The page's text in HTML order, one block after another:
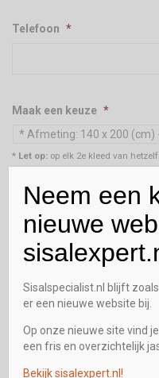
Telefoon *
Maak een keuze *
* Let op: op elk 2e kleed van
Aantal
Gewenst terugbel tijdstip
Neem een
nieuwe
Sisalspecialist.nl blijft
er een nieuwe website bij.
Op onze nieuwe site vind
een fris en overzichtelijk
Bekijk sisalexpert.nl!